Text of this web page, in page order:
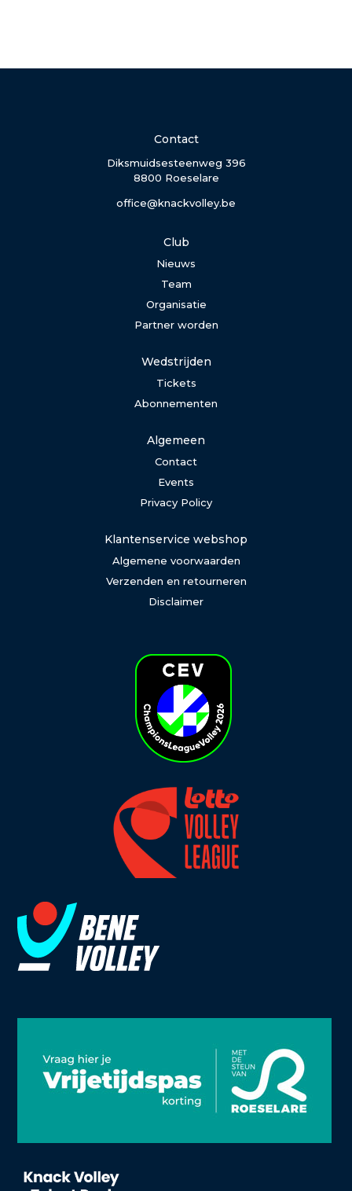
Contact
Diksmuidsesteenweg 396
8800 Roeselare
office@knackvolley.be
Club
Nieuws
Team
Organisatie
Partner worden
Wedstrijden
Tickets
Abonnementen
Algemeen
Contact
Events
Privacy Policy
Klantenservice webshop
Algemene voorwaarden
Verzenden en retourneren
Disclaimer